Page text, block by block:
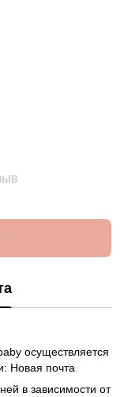
осуществляется
Новая почта
в зависимости от